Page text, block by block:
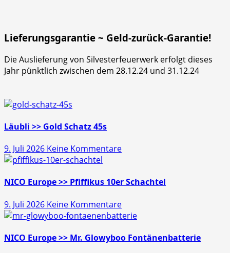
Lieferungsgarantie ~ Geld-zurück-Garantie!
Die Auslieferung von Silvesterfeuerwerk erfolgt dieses
Jahr pünktlich zwischen dem 28.12.24 und 31.12.24
Läubli >> Gold Schatz 45s
9. Juli 2026 Keine Kommentarezu
Gold
45s
NICO Europe >> Pfiffikus 10er Schachtel
9. Juli 2026 Keine Kommentarezu
NICO
>>
NICO Europe >> Mr. Glowyboo Fontänenbatterie